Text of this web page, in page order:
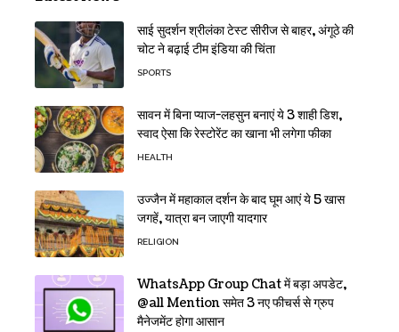
साई सुदर्शन श्रीलंका टेस्ट सीरीज से बाहर, अंगूठे की
चोट ने बढ़ाई टीम इंडिया की चिंता
SPORTS
सावन में बिना प्याज-लहसुन बनाएं ये 3 शाही डिश,
स्वाद ऐसा कि रेस्टोरेंट का खाना भी लगेगा फीका
HEALTH
उज्जैन में महाकाल दर्शन के बाद घूम आएं ये 5 खास
जगहें, यात्रा बन जाएगी यादगार
RELIGION
WhatsApp Group Chat में बड़ा अपडेट,
@all Mention समेत 3 नए फीचर्स से ग्रुप
मैनेजमेंट होगा आसान